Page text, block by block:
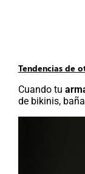
Tendencias de
Cuando tu
de bikinis,